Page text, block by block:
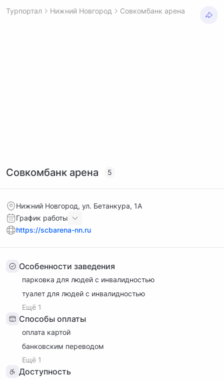
Турпортал Нижний Новгород Совкомбанк арена
Совкомбанк арена 5
Нижний Новгород, ул. Бетанкура, 1А
График работы
https://scbarena-nn.ru
Особенности заведения
парковка для людей с инвалидностью
туалет для людей с инвалидностью
Ещё 1
Способы оплаты
оплата картой
банковским переводом
Ещё 1
Доступность